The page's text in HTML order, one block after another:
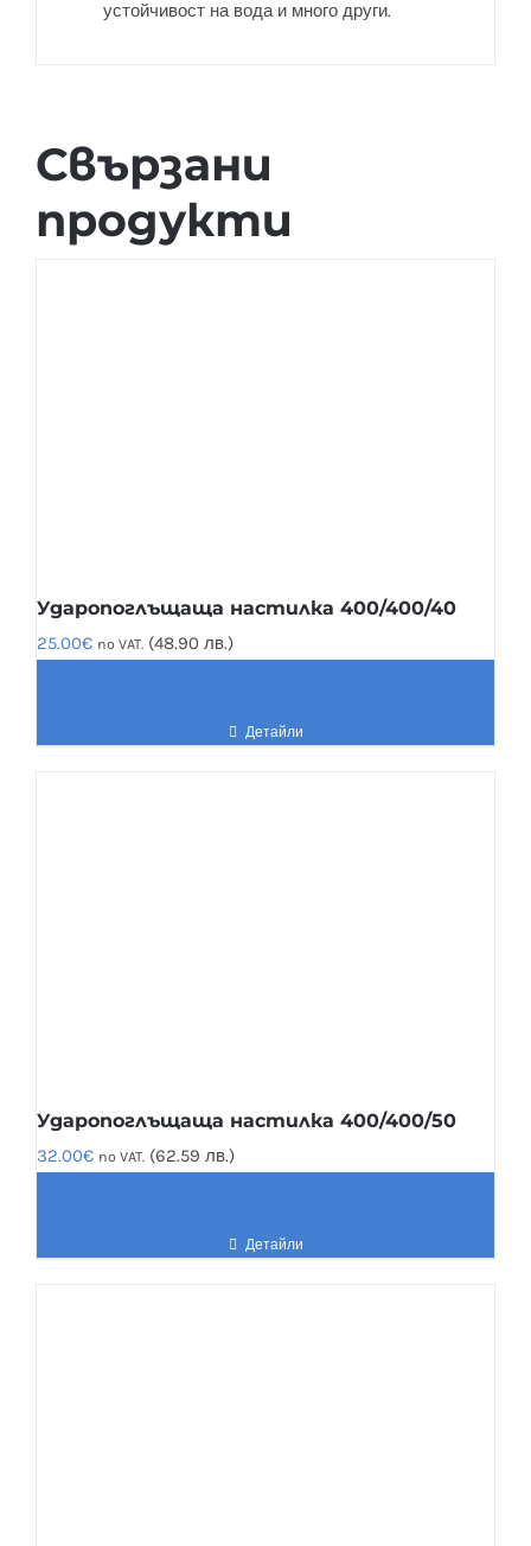
устойчивост на вода и много други.
Свързани
продукти
Ударопоглъщаща настилка 400/400/40
25.00€ no VAT. (48.90 лв.)
Детайли
Ударопоглъщаща настилка 400/400/50
32.00€ no VAT. (62.59 лв.)
Детайли